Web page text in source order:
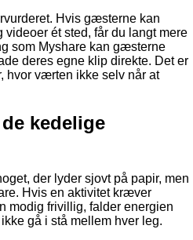
Hvis gæsterne kan
ét sted, får du langt mere
som Myshare kan gæsterne
deres egne klip direkte. Det er
hvor værten ikke selv når at
kedelige
der lyder sjovt på papir, men
Hvis en aktivitet kræver
modig frivillig, falder energien
gå i stå mellem hver leg.